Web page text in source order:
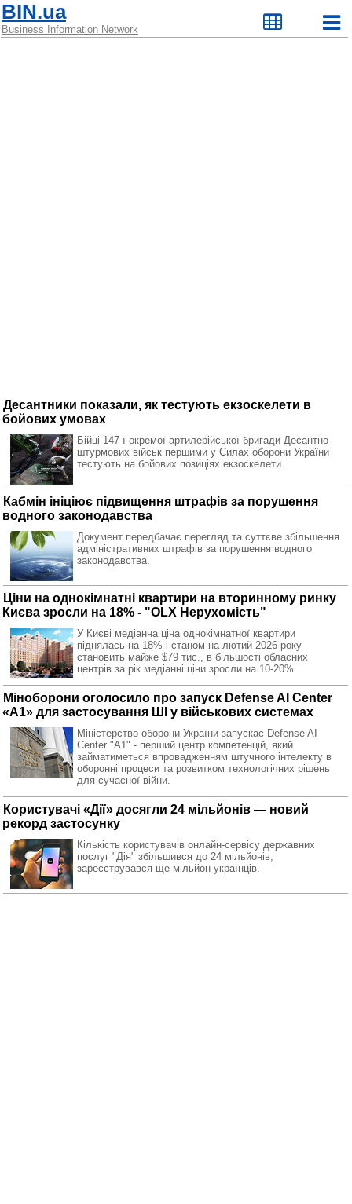
BIN.ua
Business Information Network
Десантники показали, як тестують екзоскелети в
бойових умовах
Бійці 147-ї окремої артилерійської бригади Десантно-
штурмових військ першими у Силах оборони України
тестують на бойових позиціях екзоскелети.
Кабмін ініціює підвищення штрафів за порушення
водного законодавства
Документ передбачає перегляд та суттєве збільшення
адміністративних штрафів за порушення водного
законодавства.
Ціни на однокімнатні квартири на вторинному ринку
Києва зросли на 18% - "OLX Нерухомість"
У Києві медіанна ціна однокімнатної квартири
піднялась на 18% і станом на лютий 2026 року
становить майже $79 тис., в більшості обласних
центрів за рік медіанні ціни зросли на 10-20%
Міноборони оголосило про запуск Defense AI Center
«A1» для застосування ШІ у військових системах
Міністерство оборони України запускає Defense AI
Center "A1" - перший центр компетенцій, який
займатиметься впровадженням штучного інтелекту в
оборонні процеси та розвитком технологічних рішень
для сучасної війни.
Користувачі «Дії» досягли 24 мільйонів — новий
рекорд застосунку
Кількість користувачів онлайн-сервісу державних
послуг "Дія" збільшився до 24 мільйонів,
зареєструвався ще мільйон українців.